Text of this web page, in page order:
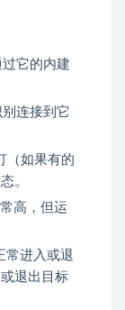
它的内建
连接到它
（如果有的
。
高，但运
常进入或退
退出目标